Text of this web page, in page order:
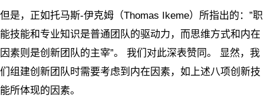
但是，正如托马斯-伊克姆（Thomas Ikeme）所指出的：”职
能技能和专业知识是普通团队的驱动力，而思维方式和内在
因素则是创新团队的主宰”。 我们对此深表赞同。 显然，我
们组建创新团队时需要考虑到内在因素，如上述八项创新技
能所体现的因素。